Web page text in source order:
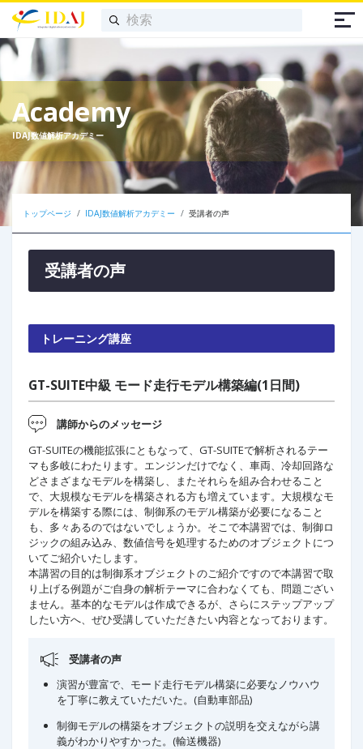
Academy
IDAJ数値解析アカデミー
トップページ IDAJ数値解析アカデミー 受講者の声
受講者の声
トレーニング講座
GT-SUITE中級 モード走行モデル構築編(1日間)
講師からのメッセージ
GT-SUITEの機能拡張にともなって、GT-SUITEで解析されるテー
マも多岐にわたります。エンジンだけでなく、車両、冷却回路な
どさまざまなモデルを構築し、またそれらを組み合わせること
で、大規模なモデルを構築される方も増えています。大規模なモ
デルを構築する際には、制御系のモデル構築が必要になること
も、多々あるのではないでしょうか。そこで本講習では、制御ロ
ジックの組み込み、数値信号を処理するためのオブジェクトにつ
いてご紹介いたします。
本講習の目的は制御系オブジェクトのご紹介ですので本講習で取
り上げる例題がご自身の解析テーマに合わなくても、問題ござい
ません。基本的なモデルは作成できるが、さらにステップアップ
したい方へ、ぜひ受講していただきたい内容となっております。
受講者の声
演習が豊富で、モード走行モデル構築に必要なノウハウ
を丁寧に教えていただいた。(自動車部品)
制御モデルの構築をオブジェクトの説明を交えながら講
義がわかりやすかった。(輸送機器)